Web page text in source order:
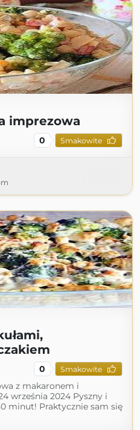
imprezowa
0 Smakowite
0 Smakowite
z makaronem i
września 2024 Pyszny i
minut! Praktycznie sam się